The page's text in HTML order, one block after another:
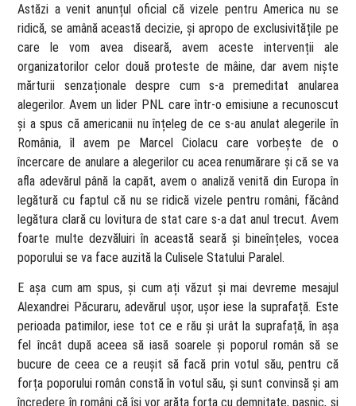
Astăzi a venit anunțul oficial că vizele pentru America nu se
ridică, se amână această decizie, și apropo de exclusivitățile pe
care le vom avea diseară, avem aceste intervenții ale
organizatorilor celor două proteste de mâine, dar avem niște
mărturii senzaționale despre cum s-a premeditat anularea
alegerilor. Avem un lider PNL care într-o emisiune a recunoscut
și a spus că americanii nu înțeleg de ce s-au anulat alegerile în
România, îl avem pe Marcel Ciolacu care vorbește de o
încercare de anulare a alegerilor cu acea renumărare și că se va
afla adevărul până la capăt, avem o analiză venită din Europa în
legătură cu faptul că nu se ridică vizele pentru români, făcând
legătura clară cu lovitura de stat care s-a dat anul trecut. Avem
foarte multe dezvăluiri în această seară și bineînțeles, vocea
poporului se va face auzită la Culisele Statului Paralel.
E așa cum am spus, și cum ați văzut și mai devreme mesajul
Alexandrei Păcuraru, adevărul ușor, ușor iese la suprafață. Este
perioada patimilor, iese tot ce e rău și urât la suprafață, în așa
fel încât după aceea să iasă soarele și poporul român să se
bucure de ceea ce a reușit să facă prin votul său, pentru că
forța poporului român constă în votul său, și sunt convinsă și am
încredere în români că își vor arăta forța cu demnitate, pașnic, și